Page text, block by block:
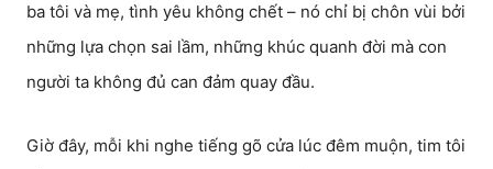
ba tôi và mẹ, tình yêu không chết – nó chỉ bị chôn vùi bởi
những lựa chọn sai lầm, những khúc quanh đời mà con
người ta không đủ can đảm quay đầu.
Giờ đây, mỗi khi nghe tiếng gõ cửa lúc đêm muộn, tim tôi